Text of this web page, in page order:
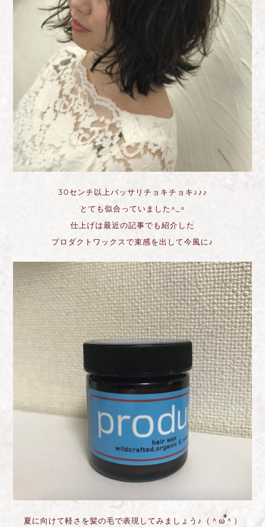
30センチ以上バッサリチョキチョキ♪♪♪
とても似合っていました^_^
仕上げは最近の記事でも紹介した
プロダクトワックスで束感を出して今風に♪
夏に向けて軽さを髪の毛で表現してみましょう♪（＾ω＾）